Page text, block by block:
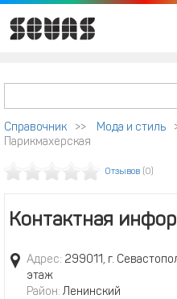
Справочник >> Мода и стиль
Парикмахерская
Отзывов (0)
Контактная
Адрес: 299011, г.
этаж
Район: Ленинский